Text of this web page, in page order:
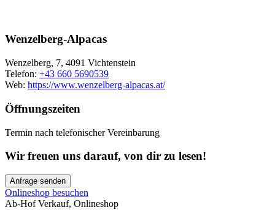
Wenzelberg-Alpacas
Wenzelberg, 7, 4091 Vichtenstein
Telefon: +43 660 5690539
Web: https://www.wenzelberg-alpacas.at/
Öffnungszeiten
Termin nach telefonischer Vereinbarung
Wir freuen uns darauf, von dir zu lesen!
Anfrage senden
Onlineshop besuchen
Ab-Hof Verkauf, Onlineshop